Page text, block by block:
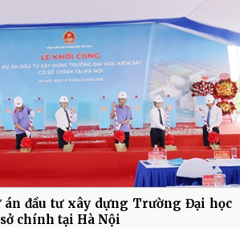
án đầu tư xây dựng Trường Đại học
chính tại Hà Nội